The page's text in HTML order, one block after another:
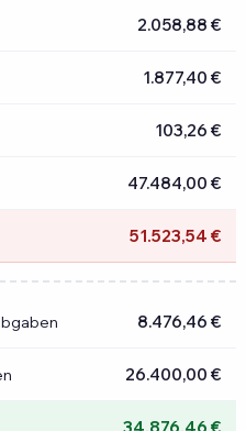
2.058,88 €
1.877,40 €
103,26 €
47.484,00 €
51.523,54 €
8.476,46 €
26.400,00 €